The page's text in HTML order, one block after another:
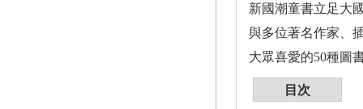
新國潮童書立足大
與多位著名作家、
大眾喜愛的50種圖
目次